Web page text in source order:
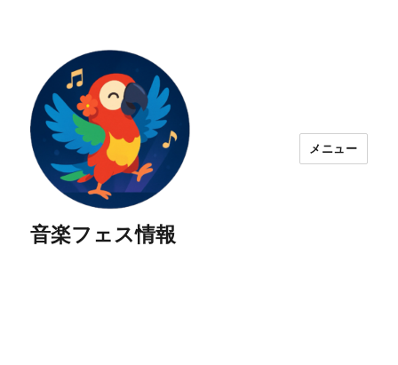
音楽フェス情報
メニュー